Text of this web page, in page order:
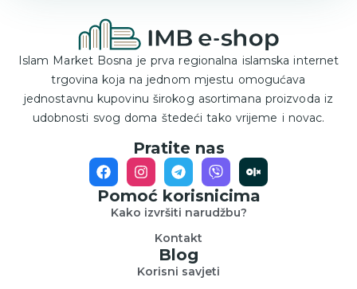
Islam Market Bosna je prva regionalna islamska internet
trgovina koja na jednom mjestu omogućava
jednostavnu kupovinu širokog asortimana proizvoda iz
udobnosti svog doma štedeći tako vrijeme i novac.
Pratite nas
Pomoć korisnicima
Kako izvršiti narudžbu?
Kontakt
Blog
Korisni savjeti